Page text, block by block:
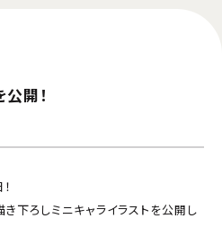
開！
下ろしミニキャライラストを公開し